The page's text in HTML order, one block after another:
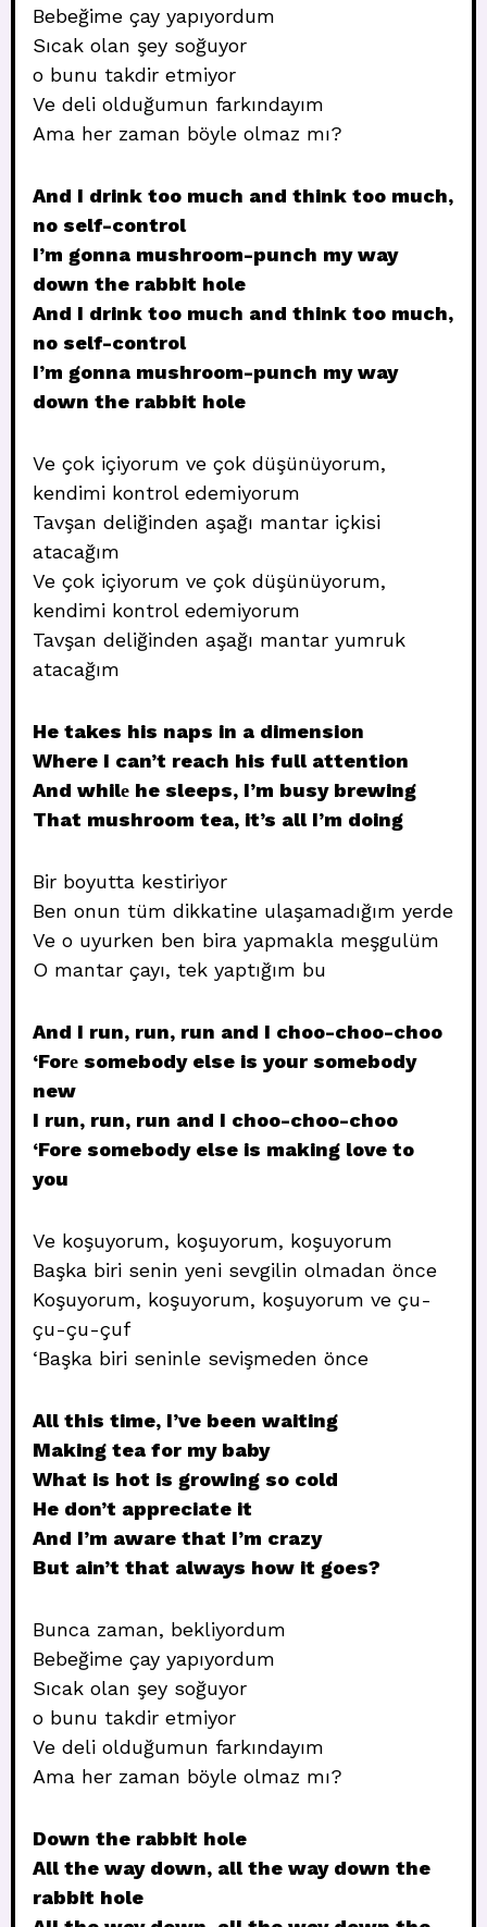
Bebeğime çay yapıyordum
Sıcak olan şey soğuyor
o bunu takdir etmiyor
Ve deli olduğumun farkındayım
Ama her zaman böyle olmaz mı?
And I drink too much and think too much,
no self-control
I’m gonna mushroom-punch my way
down the rabbit hole
And I drink too much and think too much,
no self-control
I’m gonna mushroom-punch my way
down the rabbit hole
Ve çok içiyorum ve çok düşünüyorum,
kendimi kontrol edemiyorum
Tavşan deliğinden aşağı mantar içkisi
atacağım
Ve çok içiyorum ve çok düşünüyorum,
kendimi kontrol edemiyorum
Tavşan deliğinden aşağı mantar yumruk
atacağım
He takes his naps in a dimension
Where I can’t reach his full attention
And whilе he sleeps, I’m busy brewing
That mushroom tea, it’s all I’m doing
Bir boyutta kestiriyor
Ben onun tüm dikkatine ulaşamadığım yerde
Ve o uyurken ben bira yapmakla meşgulüm
O mantar çayı, tek yaptığım bu
And I run, run, run and I choo-choo-choo
‘Forе somebody else is your somebody
new
I run, run, run and I choo-choo-choo
‘Fore somebody else is making love to
you
Ve koşuyorum, koşuyorum, koşuyorum
Başka biri senin yeni sevgilin olmadan önce
Koşuyorum, koşuyorum, koşuyorum ve çu-
çu-çu-çuf
‘Başka biri seninle sevişmeden önce
All this time, I’ve been waiting
Making tea for my baby
What is hot is growing so cold
He don’t appreciate it
And I’m aware that I’m crazy
But ain’t that always how it goes?
Bunca zaman, bekliyordum
Bebeğime çay yapıyordum
Sıcak olan şey soğuyor
o bunu takdir etmiyor
Ve deli olduğumun farkındayım
Ama her zaman böyle olmaz mı?
Down the rabbit hole
All the way down, all the way down the
rabbit hole